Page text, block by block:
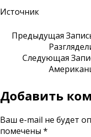
Источник
Предыдущая
Следующая
Добавить
Ваш e-mail не будет
помечены *